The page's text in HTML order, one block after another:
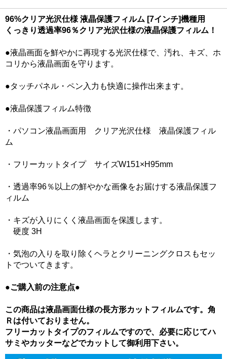
96%クリア光沢仕様 液晶保護フィルム [7インチ]機種用
くっきり透過率96％クリア光沢仕様の液晶保護フィルム！
●液晶画面を鮮やかに再現する光沢仕様で、汚れ、キズ、ホ
コリから液晶画面を守ります。
●タッチパネル・ペン入力も快適に操作出来ます。
●液晶保護フィルム特徴
・パソコン液晶画面用 クリア光沢仕様 液晶保護フィル
ム
・フリーカットタイプ サイズW151×H95mm
・透過率96％以上の鮮やかな画像をお届けする液晶保護フ
ィルム
・キズが入りにくく液晶画面を保護します。
硬度 3H
・気泡の入りを取り除くヘラとクリーニングクロスもセッ
トでついてきます。
●ご購入前の注意点●
この商品は液晶画面仕様の長方形カットフィルムです。角
Ｒは付いておりません。
フリーカットタイプのフィルムですので、必要に応じてハ
サミやカッターなどでカットして御利用下さい。